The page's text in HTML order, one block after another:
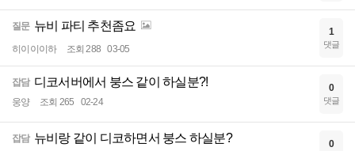
질문 뉴비 파티 추천좀요
히이이이하 조회 288 03-05
1
댓글
잡담 디코서버에서 붕스 같이 하실분?!
웅양 조회 265 02-24
0
댓글
잡담 뉴비랑 같이 디코하면서 붕스 하실분? 0